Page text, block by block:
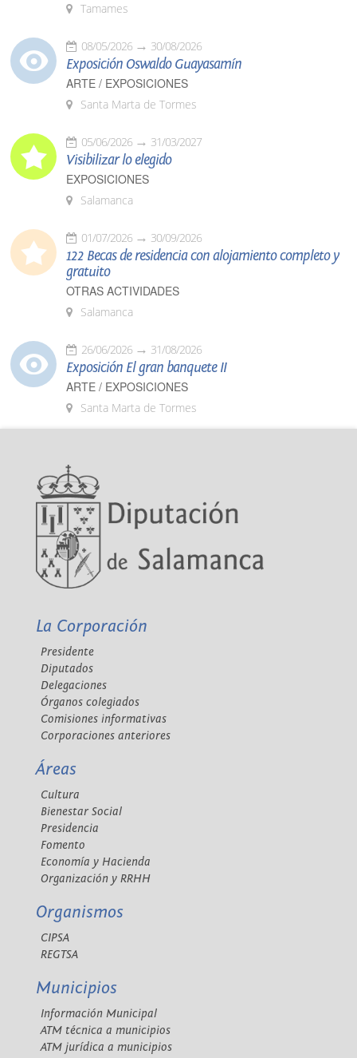
Tamames
08/05/2026 30/08/2026
Exposición Oswaldo Guayasamín
ARTE / EXPOSICIONES
Santa Marta de Tormes
05/06/2026 31/03/2027
Visibilizar lo elegido
EXPOSICIONES
Salamanca
01/07/2026 30/09/2026
122 Becas de residencia con alojamiento completo y
gratuito
OTRAS ACTIVIDADES
Salamanca
26/06/2026 31/08/2026
Exposición El gran banquete II
ARTE / EXPOSICIONES
Santa Marta de Tormes
La Corporación
Presidente
Diputados
Delegaciones
Órganos colegiados
Comisiones informativas
Corporaciones anteriores
Áreas
Cultura
Bienestar Social
Presidencia
Fomento
Economía y Hacienda
Organización y RRHH
Organismos
CIPSA
REGTSA
Municipios
Información Municipal
ATM técnica a municipios
ATM jurídica a municipios